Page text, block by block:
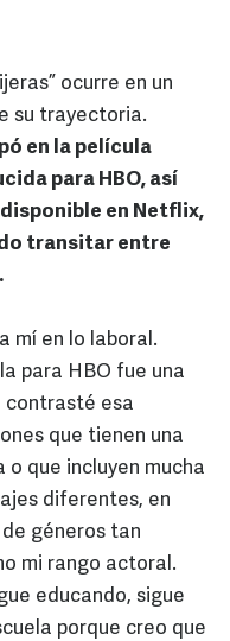
ocurre en un
su trayectoria.
en la película
para HBO, así
disponible en Netflix,
transitar entre
mí en lo laboral.
para HBO fue una
contrasté esa
que tienen una
que incluyen mucha
diferentes, en
géneros tan
mi rango actoral.
educando, sigue
porque creo que